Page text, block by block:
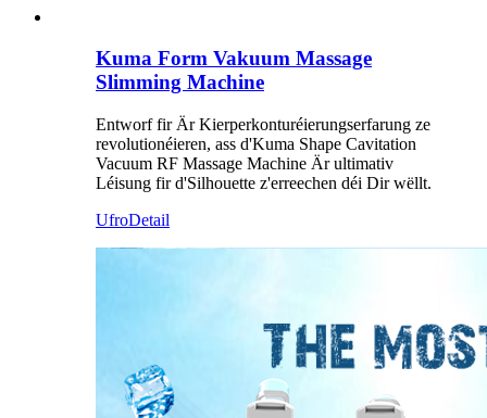
Kuma Form Vakuum Massage
Slimming Machine
Entworf fir Är Kierperkonturéierungserfarung ze
revolutionéieren, ass d'Kuma Shape Cavitation
Vacuum RF Massage Machine Är ultimativ
Léisung fir d'Silhouette z'erreechen déi Dir wëllt.
UfroDetail